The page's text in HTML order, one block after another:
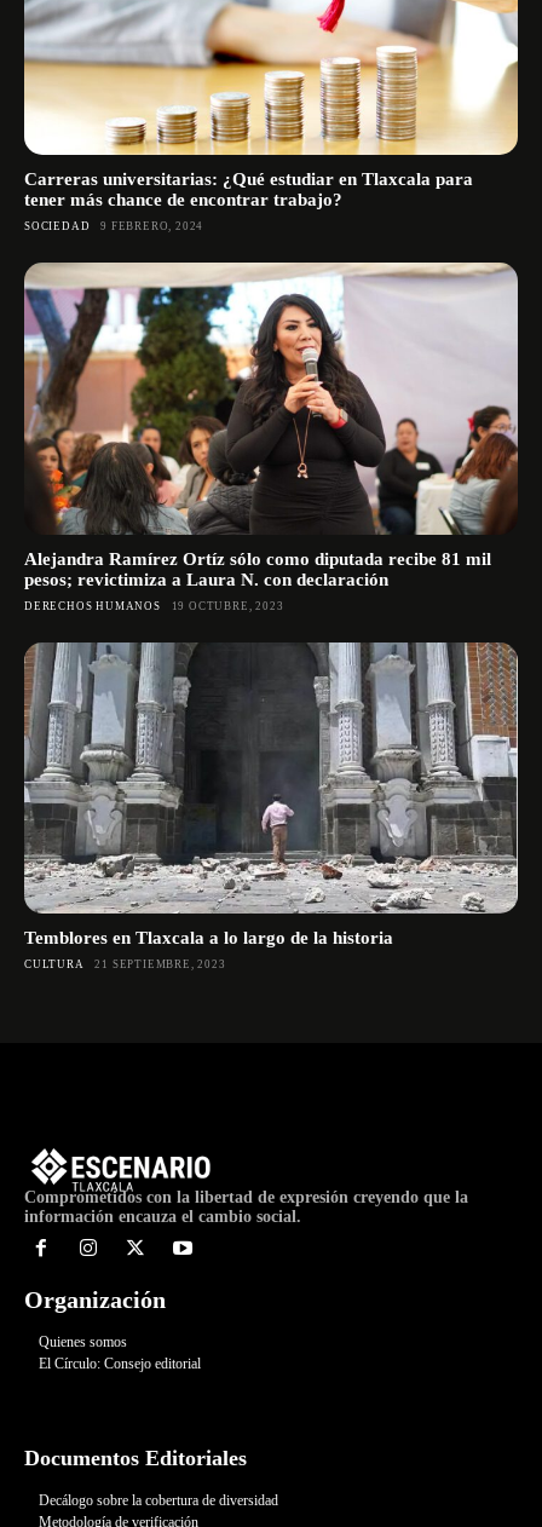
Carreras universitarias: ¿Qué estudiar en Tlaxcala para
tener más chance de encontrar trabajo?
SOCIEDAD 9 FEBRERO, 2024
Alejandra Ramírez Ortíz sólo como diputada recibe 81 mil
pesos; revictimiza a Laura N. con declaración
DERECHOS HUMANOS 19 OCTUBRE, 2023
Temblores en Tlaxcala a lo largo de la historia
CULTURA 21 SEPTIEMBRE, 2023
Comprometidos con la libertad de expresión creyendo que la
información encauza el cambio social.
Organización
Quienes somos
El Círculo: Consejo editorial
Documentos Editoriales
Decálogo sobre la cobertura de diversidad
Metodología de verificación